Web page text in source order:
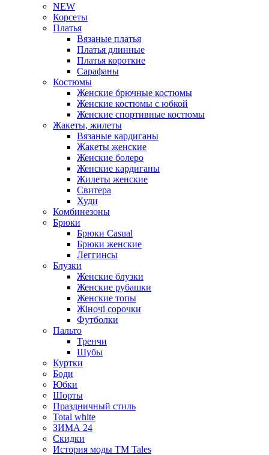
NEW
Корсеты
Платья
Вязаные платья
Платья длинные
Платья короткие
Сарафаны
Костюмы
Женские брючные костюмы
Женские костюмы с юбкой
Женские спортивные костюмы
Жакеты, жилеты
Вязаные кардиганы
Жакеты женские
Женские болеро
Женские кардиганы
Жилеты женские
Свитера
Худи
Комбинезоны
Брюки
Брюки Casual
Брюки женские
Леггинсы
Блузки
Женские блузки
Женские рубашки
Женские топы
Жіночі сорочки
Футболки
Пальто
Тренчи
Шубы
Куртки
Боди
Юбки
Шорты
Праздничный стиль
Total white
ЗИМА 24
Скидки
История моды ТМ Tales